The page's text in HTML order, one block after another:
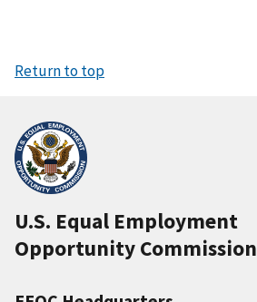
Return to top
U.S. Equal Employment
Opportunity Commission